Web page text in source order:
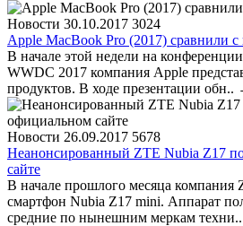
Новости 30.10.2017 3024
Apple MacBook Pro (2017) сравнили
В начале этой недели на
WWDC 2017 компания Apple
продуктов. В ходе презентации обн..
Новости 26.09.2017 5678
Неанонсированный ZTE Nubia Z17
сайте
В начале прошлого месяца компания
смартфон Nubia Z17 mini. Аппарат
средние по нынешним меркам техни..